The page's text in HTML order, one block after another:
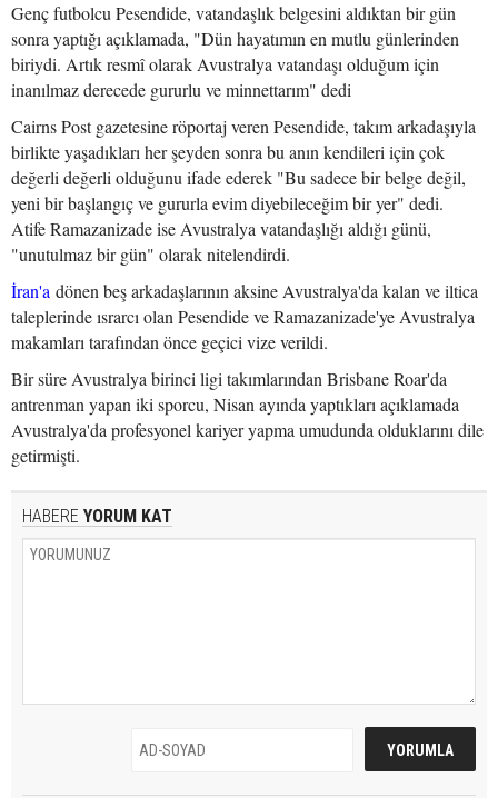
Genç futbolcu Pesendide, vatandaşlık belgesini aldıktan bir gün
sonra yaptığı açıklamada, "Dün hayatımın en mutlu günlerinden
biriydi. Artık resmî olarak Avustralya vatandaşı olduğum için
inanılmaz derecede gururlu ve minnettarım" dedi
Cairns Post gazetesine röportaj veren Pesendide, takım arkadaşıyla
birlikte yaşadıkları her şeyden sonra bu anın kendileri için çok
değerli değerli olduğunu ifade ederek "Bu sadece bir belge değil,
yeni bir başlangıç ve gururla evim diyebileceğim bir yer" dedi.
Atife Ramazanizade ise Avustralya vatandaşlığı aldığı günü,
"unutulmaz bir gün" olarak nitelendirdi.
İran'a dönen beş arkadaşlarının aksine Avustralya'da kalan ve iltica
taleplerinde ısrarcı olan Pesendide ve Ramazanizade'ye Avustralya
makamları tarafından önce geçici vize verildi.
Bir süre Avustralya birinci ligi takımlarından Brisbane Roar'da
antrenman yapan iki sporcu, Nisan ayında yaptıkları açıklamada
Avustralya'da profesyonel kariyer yapma umudunda olduklarını dile
getirmişti.
HABERE YORUM KAT